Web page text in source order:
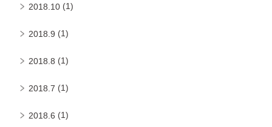
2018.10 (1)
2018.9 (1)
2018.8 (1)
2018.7 (1)
2018.6 (1)